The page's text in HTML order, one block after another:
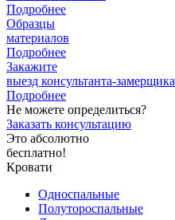
Подробнее
Образцы
материалов
Подробнее
Закажите
выезд консультанта-замерщика
Подробнее
Не можете определиться?
Заказать консультацию
Это абсолютно
бесплатно!
Кровати
Односпальные
Полутороспальные